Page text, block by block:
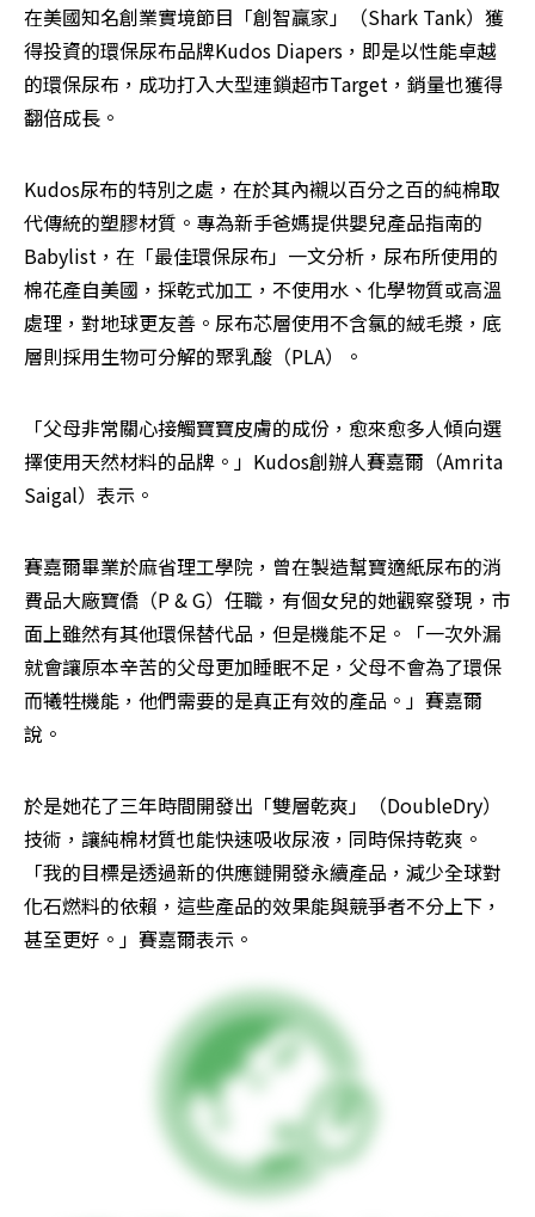
在美國知名創業實境節目「創智贏家」（Shark Tank）獲
得投資的環保尿布品牌Kudos Diapers，即是以性能卓越
的環保尿布，成功打入大型連鎖超市Target，銷量也獲得
翻倍成長。
Kudos尿布的特別之處，在於其內襯以百分之百的純棉取
代傳統的塑膠材質。專為新手爸媽提供嬰兒產品指南的
Babylist，在「最佳環保尿布」一文分析，尿布所使用的
棉花產自美國，採乾式加工，不使用水、化學物質或高溫
處理，對地球更友善。尿布芯層使用不含氯的絨毛漿，底
層則採用生物可分解的聚乳酸（PLA）。
「父母非常關心接觸寶寶皮膚的成份，愈來愈多人傾向選
擇使用天然材料的品牌。」Kudos創辦人賽嘉爾（Amrita
Saigal）表示。
賽嘉爾畢業於麻省理工學院，曾在製造幫寶適紙尿布的消
費品大廠寶僑（P & G）任職，有個女兒的她觀察發現，市
面上雖然有其他環保替代品，但是機能不足。「一次外漏
就會讓原本辛苦的父母更加睡眠不足，父母不會為了環保
而犧牲機能，他們需要的是真正有效的產品。」賽嘉爾
說。
於是她花了三年時間開發出「雙層乾爽」（DoubleDry）
技術，讓純棉材質也能快速吸收尿液，同時保持乾爽。
「我的目標是透過新的供應鏈開發永續產品，減少全球對
化石燃料的依賴，這些產品的效果能與競爭者不分上下，
甚至更好。」賽嘉爾表示。